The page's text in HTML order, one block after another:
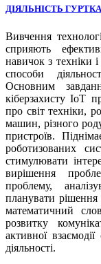
ДІЯЛЬНІСТЬ ГУРТКА
Вивчення
сприяють
навичок з техніки
способи
Основним
кіберзахисту ІоТ
про світ техніки,
машин, різного
пристроїв.
роботизованих
стимулювати
вирішення
проблему,
планувати рішення
математичний
розвитку
активної
діяльності.